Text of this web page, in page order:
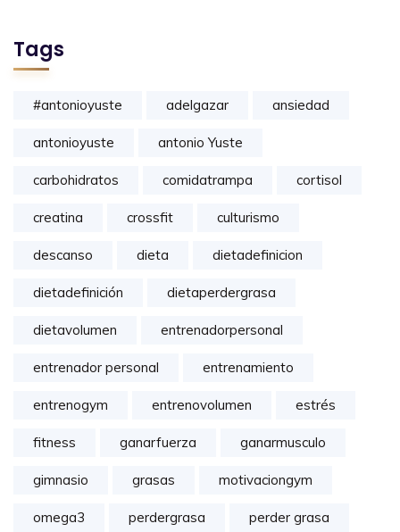
Tags
#antonioyuste adelgazar ansiedad
antonioyuste antonio Yuste
carbohidratos comidatrampa cortisol
creatina crossfit culturismo
descanso dieta dietadefinicion
dietadefinición dietaperdergrasa
dietavolumen entrenadorpersonal
entrenador personal entrenamiento
entrenogym entrenovolumen estrés
fitness ganarfuerza ganarmusculo
gimnasio grasas motivaciongym
omega3 perdergrasa perder grasa